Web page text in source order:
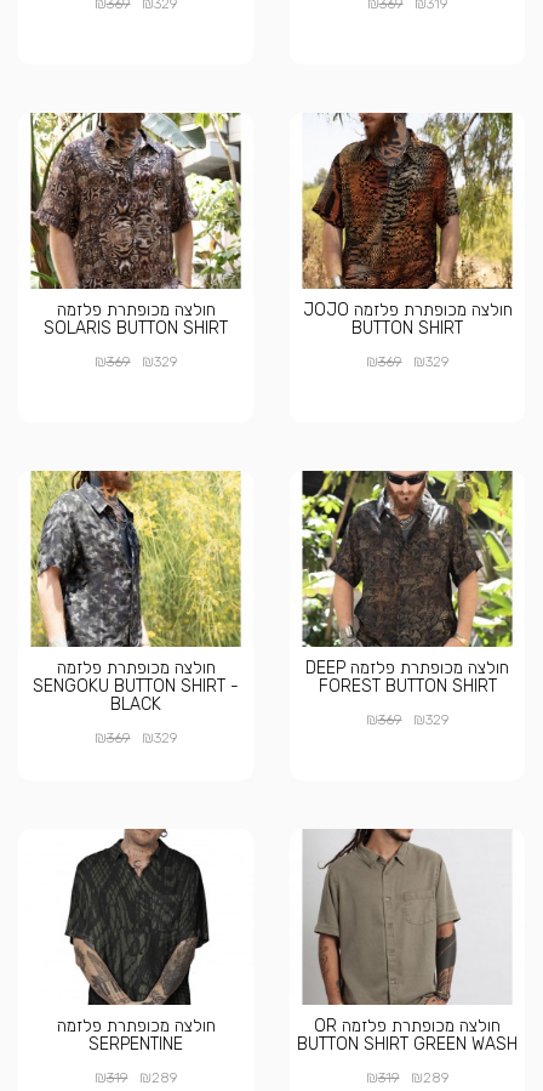
319
369
329
369
חולצה מכופתרת פלזמה JOJO
BUTTON SHIRT
₪329
₪369
חולצה מכופתרת פלזמה
SOLARIS BUTTON SHIRT
₪329
₪369
חולצה מכופתרת פלזמה DEEP
FOREST BUTTON SHIRT
₪329
₪369
חולצה מכופתרת פלזמה
SENGOKU BUTTON SHIRT -
BLACK
₪329
₪369
חולצה מכופתרת פלזמה OR
BUTTON SHIRT GREEN WASH
₪289
₪319
חולצה מכופתרת פלזמה
SERPENTINE
₪289
₪319